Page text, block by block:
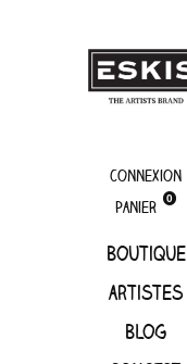
Connexion
Panier
0
Boutique
artistes
Blog